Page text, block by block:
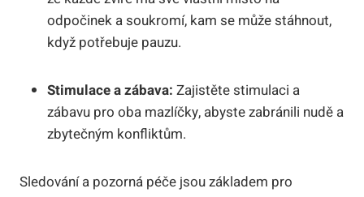
odpočinek a soukromí, kam se může stáhnout,
když potřebuje pauzu.
Stimulace a zábava: Zajistěte stimulaci a
zábavu pro oba mazlíčky, abyste zabránili nudě a
zbytečným konfliktům.
Sledování a pozorná péče jsou základem pro